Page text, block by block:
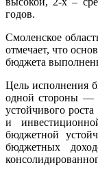
годов.
Смоленское
отмечает, что
бюджета
Цель исполнения
одной стороны —
устойчивого
и
бюджетной
бюджетных